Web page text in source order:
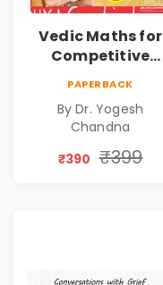
Vedic Maths for
Competitive
PAPERBACK
By Dr. Yogesh
Chandna
₹390 ₹399